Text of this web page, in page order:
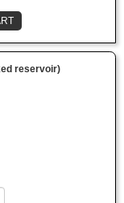
reservoir)